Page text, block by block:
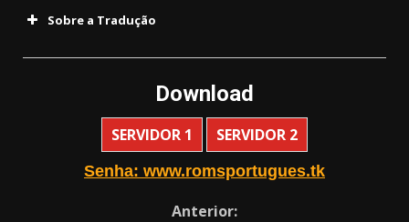
Sobre a Tradução
Download
SERVIDOR 1 SERVIDOR 2
Senha: www.romsportugues.tk
Anterior: